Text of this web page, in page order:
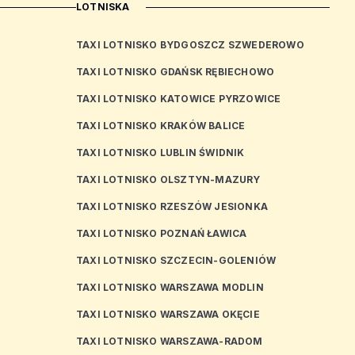
LOTNISKA
TAXI LOTNISKO BYDGOSZCZ SZWEDEROWO
TAXI LOTNISKO GDAŃSK RĘBIECHOWO
TAXI LOTNISKO KATOWICE PYRZOWICE
TAXI LOTNISKO KRAKÓW BALICE
TAXI LOTNISKO LUBLIN ŚWIDNIK
TAXI LOTNISKO OLSZTYN-MAZURY
TAXI LOTNISKO RZESZÓW JESIONKA
TAXI LOTNISKO POZNAŃ ŁAWICA
TAXI LOTNISKO SZCZECIN-GOLENIÓW
TAXI LOTNISKO WARSZAWA MODLIN
TAXI LOTNISKO WARSZAWA OKĘCIE
TAXI LOTNISKO WARSZAWA-RADOM